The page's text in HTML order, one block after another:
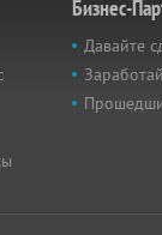
Бизнес-
Давайте